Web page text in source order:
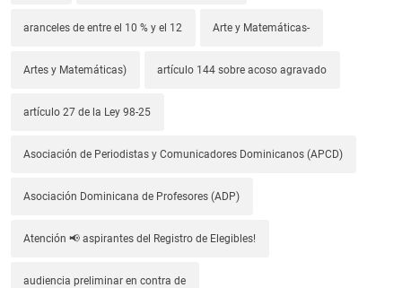
aranceles de entre el 10 % y el 12 Arte y Matemáticas-
Artes y Matemáticas) artículo 144 sobre acoso agravado
artículo 27 de la Ley 98-25
Asociación de Periodistas y Comunicadores Dominicanos (APCD)
Asociación Dominicana de Profesores (ADP)
Atención 📢 aspirantes del Registro de Elegibles!
audiencia preliminar en contra de